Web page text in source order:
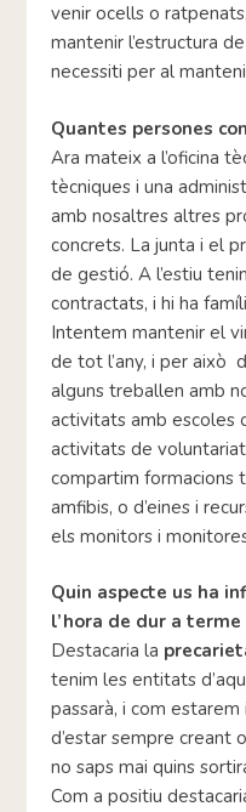
venir ocells o
mantenir l’estructura
necessiti per al
Quantes persones
Ara mateix a l’oficina
tècniques i una
amb nosaltres altres
concrets. La junta i el
de gestió. A l’estiu
contractats, i hi ha
Intentem mantenir el
de tot l’any, i per això
alguns treballen amb
activitats amb escoles
activitats de
compartim formacions
amfibis, o d’eines i
els monitors i
Quin aspecte us ha
l’hora de dur a
Destacaria la
tenim les entitats
passarà, i com
d’estar sempre creant
no saps mai quins
Com a positiu